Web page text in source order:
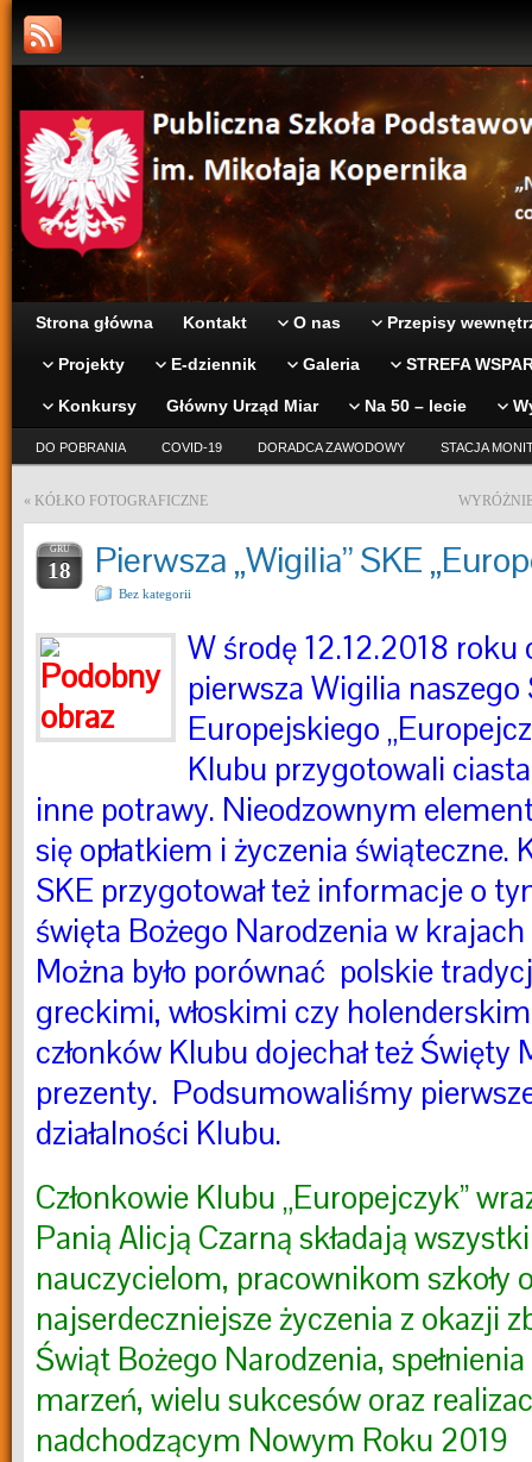
Strona główna Kontakt O nas Przepisy
Projekty E-dziennik Galeria STREFA
Konkursy Główny Urząd Miar Na 50 – lecie
DO POBRANIA COVID-19 DORADCA ZAWODOWY STACJA
« KÓŁKO FOTOGRAFICZNE
GRU
18 Pierwsza „Wigilia” SKE
Bez kategorii
W środę 12.12.2018 roku
pierwsza Wigilia
Europejskiego
Klubu przygotowali
inne potrawy. Nieodzownym
się opłatkiem i życzenia świąteczne.
SKE przygotował też informacje o
święta Bożego Narodzenia w
Można było porównać polskie
greckimi, włoskimi czy
członków Klubu dojechał też Święty
prezenty. Podsumowaliśmy
działalności Klubu.
Członkowie Klubu „Europejczyk”
Panią Alicją Czarną składają
nauczycielom, pracownikom szkoły
najserdeczniejsze życzenia z okazji
Świąt Bożego Narodzenia,
marzeń, wielu sukcesów oraz
nadchodzącym Nowym Roku 2019